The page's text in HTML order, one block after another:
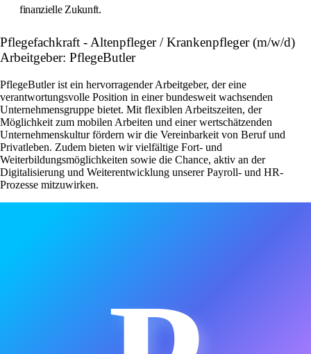
finanzielle Zukunft.
Pflegefachkraft - Altenpfleger / Krankenpfleger (m/w/d)
Arbeitgeber: PflegeButler
PflegeButler ist ein hervorragender Arbeitgeber, der eine
verantwortungsvolle Position in einer bundesweit wachsenden
Unternehmensgruppe bietet. Mit flexiblen Arbeitszeiten, der
Möglichkeit zum mobilen Arbeiten und einer wertschätzenden
Unternehmenskultur fördern wir die Vereinbarkeit von Beruf und
Privatleben. Zudem bieten wir vielfältige Fort- und
Weiterbildungsmöglichkeiten sowie die Chance, aktiv an der
Digitalisierung und Weiterentwicklung unserer Payroll- und HR-
Prozesse mitzuwirken.